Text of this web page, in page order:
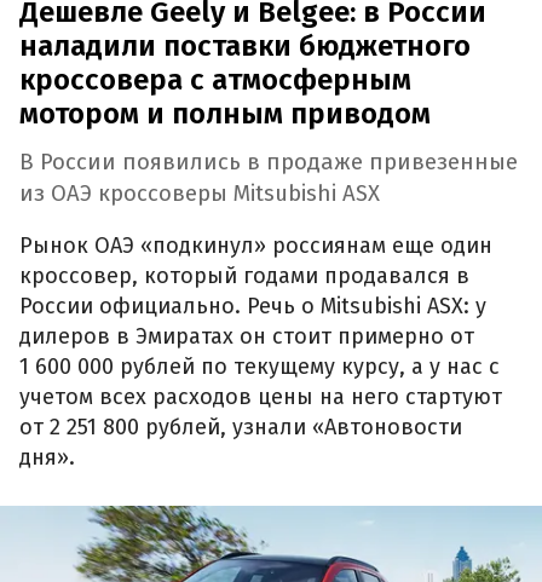
Дешевле Geely и Belgee: в России
наладили поставки бюджетного
кроссовера с атмосферным
мотором и полным приводом
В России появились в продаже привезенные
из ОАЭ кроссоверы Mitsubishi ASX
Рынок ОАЭ «подкинул» россиянам еще один
кроссовер, который годами продавался в
России официально. Речь о Mitsubishi ASX: у
дилеров в Эмиратах он стоит примерно от
1 600 000 рублей по текущему курсу, а у нас с
учетом всех расходов цены на него стартуют
от 2 251 800 рублей, узнали «Автоновости
дня».